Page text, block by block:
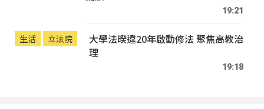
19:21
生活 立法院
大學法暌違20年啟動修法 聚焦高教治
理
19:18